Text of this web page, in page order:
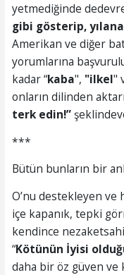
yetmediğinde
gibi gösterip,
Amerikan ve diğer
yorumlarına
kadar “kaba", "ilkel"
onların dilinden
terkedin!”
***
Bütün bunların bir
O’nu destekleyen ve
içe kapanık, tepki
kendince
“Kötünün İyisi
daha bir öz güven ve